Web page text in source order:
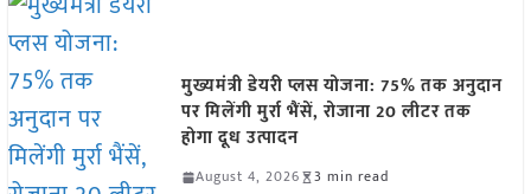
मुख्यमंत्री डेयरी प्लस योजना: 75% तक अनुदान
पर मिलेंगी मुर्रा भैंसें, रोजाना 20 लीटर तक
होगा दूध उत्पादन
August 4, 2026 3 min read